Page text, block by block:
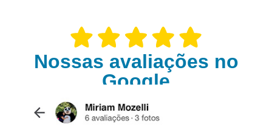
Nossas avaliações no
Google